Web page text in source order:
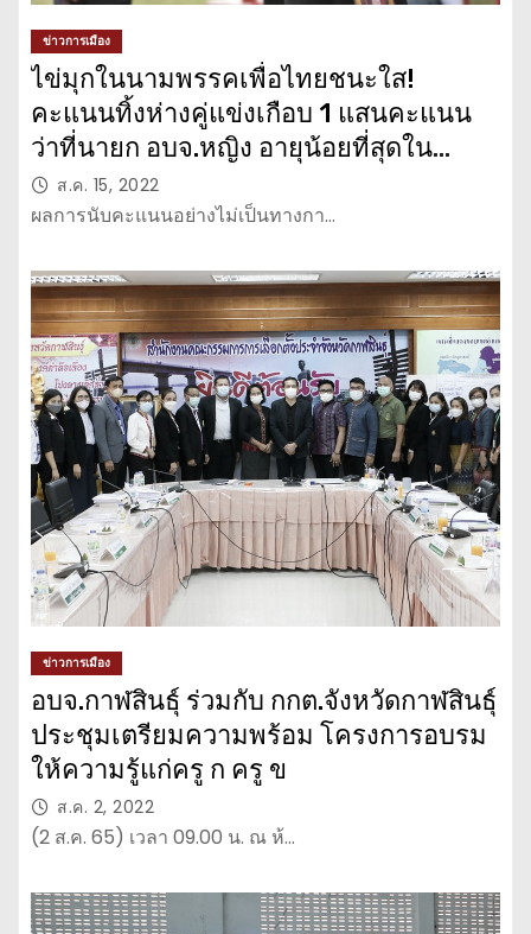
ข่าวการเมือง
ไข่มุกในนามพรรคเพื่อไทยชนะใส!
คะแนนทิ้งห่างคู่แข่งเกือบ 1 แสนคะแนน
ว่าที่นายก อบจ.หญิง อายุน้อยที่สุดใน
กาฬสินธุ์
ส.ค. 15, 2022
ผลการนับคะแนนอย่างไม่เป็นทางกา…
ข่าวการเมือง
อบจ.กาฬสินธุ์ ร่วมกับ กกต.จังหวัดกาฬสินธุ์
ประชุมเตรียมความพร้อม โครงการอบรม
ให้ความรู้แก่ครู ก ครู ข
ส.ค. 2, 2022
(2 ส.ค. 65) เวลา 09.00 น. ณ ห้…